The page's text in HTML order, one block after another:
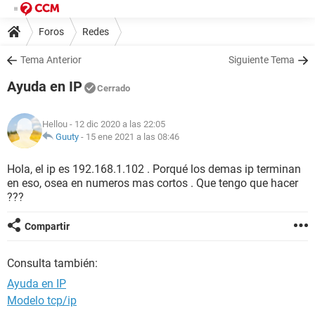
Foros Redes
Tema Anterior Siguiente Tema
Ayuda en IP Cerrado
Hellou - 12 dic 2020 a las 22:05
Guuty - 15 ene 2021 a las 08:46
Hola, el ip es 192.168.1.102 . Porqué los demas ip terminan
en eso, osea en numeros mas cortos . Que tengo que hacer
???
Compartir
Consulta también:
Ayuda en IP
Modelo tcp/ip